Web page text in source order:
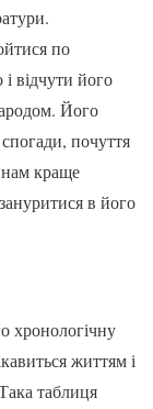
по
відчути його
Його
почуття
краще
в його
хронологічну
життям і
таблиця